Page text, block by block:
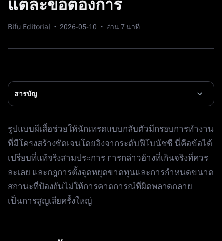
แต่ละข้อต้องการ
Bifu Editorial · 2026-05-10 · อ่าน 7 นาที
สารบัญ
รูปแบบผีเสื้อช่วยให้นักเทรดแบบกลับตัวมีกรอบการทำงาน
ที่มีโครงสร้างชัดเจนโดยอิงจากระดับฟีโบนัชชี นี่คือข้อได้
เปรียบที่แท้จริงสามประการ การกล่าวอ้างที่เกินจริงที่ควร
ละเลย และกฎการตั้งจุดหยุดขาดทุนและการกำหนดขนาด
สถานะที่ป้องกันไม่ให้การคาดการณ์ที่ผิดพลาดกลาย
เป็นการสูญเสียครั้งใหญ่